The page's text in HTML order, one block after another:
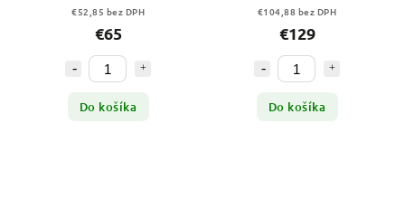
€52,85 bez DPH
€65
Do košíka
€104,88 bez DPH
€129
Do košíka